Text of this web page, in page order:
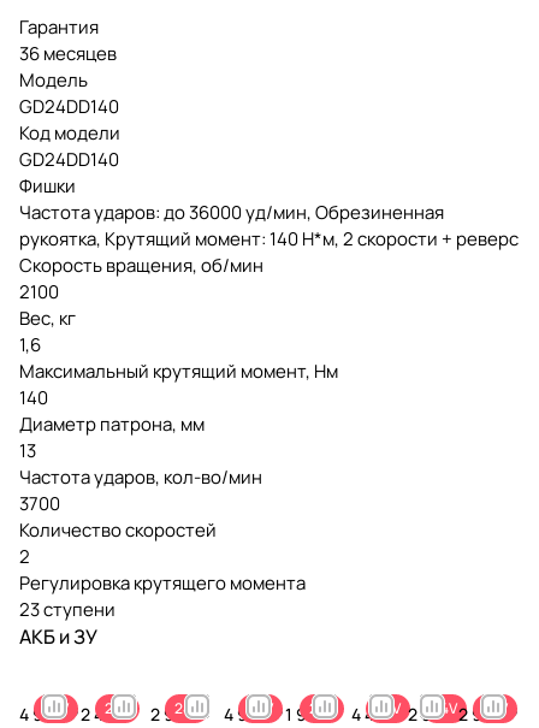
Гарантия
36 месяцев
Модель
GD24DD140
Код модели
GD24DD140
Фишки
Частота ударов: до 36000 уд/мин, Обрезиненная
рукоятка, Крутящий момент: 140 Н*м, 2 скорости + реверс
Скорость вращения, об/мин
2100
Вес, кг
1,6
Максимальный крутящий момент, Нм
140
Диаметр патрона, мм
13
Частота ударов, кол-во/мин
3700
Количество скоростей
2
Регулировка крутящего момента
23 ступени
АКБ и ЗУ
24V
4 990 ₽
24V
2 490 ₽
24V
2 990 ₽
24V
4 990 ₽ 24V
1 990 ₽
24V
4 490
24V
2 990
24V
2 990 ₽